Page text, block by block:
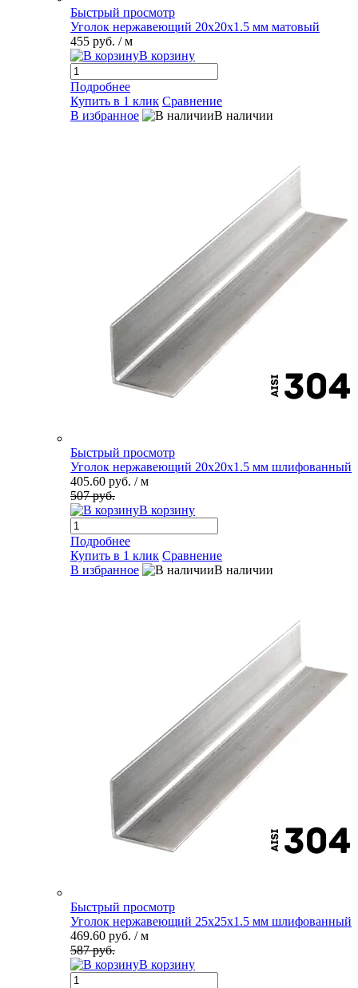
Быстрый просмотр
Уголок нержавеющий 20х20х1.5 мм матовый
455 руб. / м
В корзину
Подробнее
Купить в 1 клик Сравнение
В избранное
В наличии
Быстрый просмотр
Уголок нержавеющий 20х20х1.5 мм шлифованный
405.60 руб. / м
507 руб.
В корзину
Подробнее
Купить в 1 клик Сравнение
В избранное
В наличии
Быстрый просмотр
Уголок нержавеющий 25х25х1.5 мм шлифованный
469.60 руб. / м
587 руб.
В корзину